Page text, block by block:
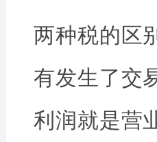
两种税的区
有发生了交
利润就是营